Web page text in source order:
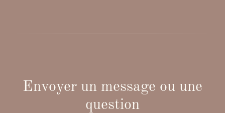
Envoyer un message ou une
question